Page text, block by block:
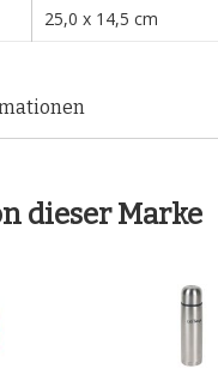
25,0 x 14,5 cm
dieser Marke